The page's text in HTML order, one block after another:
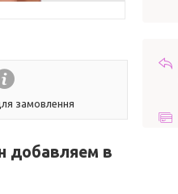
замовлення
добавляем в